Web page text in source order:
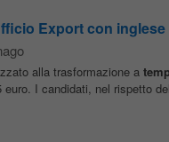
Export con inglese
alla trasformazione a
euro. I candidati, nel rispetto